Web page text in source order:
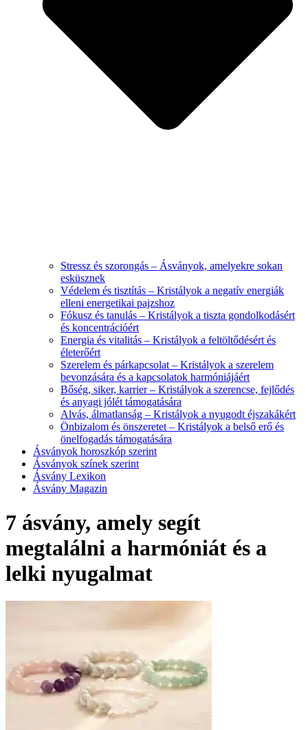
Stressz és szorongás – Ásványok, amelyekre sokan
esküsznek
Védelem és tisztítás – Kristályok a negatív energiák
elleni energetikai pajzshoz
Fókusz és tanulás – Kristályok a tiszta gondolkodásért
és koncentrációért
Energia és vitalitás – Kristályok a feltöltődésért és
életerőért
Szerelem és párkapcsolat – Kristályok a szerelem
bevonzására és a kapcsolatok harmóniájáért
Bőség, siker, karrier – Kristályok a szerencse, fejlődés
és anyagi jólét támogatására
Alvás, álmatlanság – Kristályok a nyugodt éjszakákért
Önbizalom és önszeretet – Kristályok a belső erő és
önelfogadás támogatására
Ásványok horoszkóp szerint
Ásványok színek szerint
Ásvány Lexikon
Ásvány Magazin
7 ásvány, amely segít
megtalálni a harmóniát és a
lelki nyugalmat